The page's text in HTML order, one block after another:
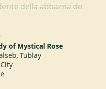
della abbazzia de
of Mystical Rose
Tublay